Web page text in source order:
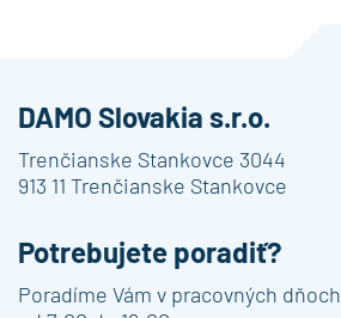
DAMO Slovakia s.r.o.
Trenčianske Stankovce 3044
913 11 Trenčianske Stankovce
Potrebujete poradiť?
Poradíme Vám v pracovných dňoch